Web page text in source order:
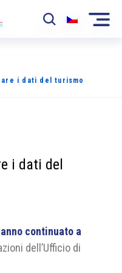
i dati del turismo
i dati del
continuato a
dell’Ufficio di